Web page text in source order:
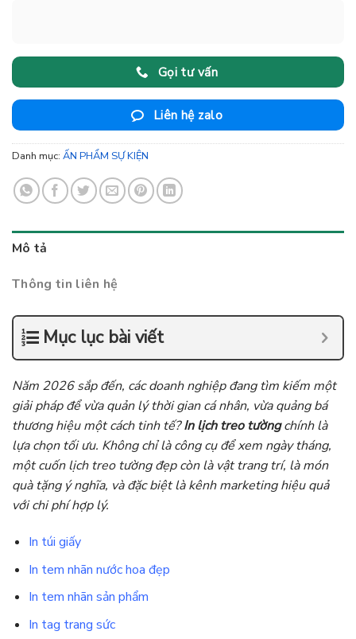
Gọi tư vấn
Liên hệ zalo
Danh mục: ẤN PHẨM SỰ KIỆN
Mô tả
Thông tin liên hệ
Mục lục bài viết
Năm 2026 sắp đến, các doanh nghiệp đang tìm kiếm một
giải pháp để vừa quản lý thời gian cá nhân, vừa quảng bá
thương hiệu một cách tinh tế?In lịch treo tườngchính là
lựa chọn tối ưu. Không chỉ là công cụ để xem ngày tháng,
một cuốn lịch treo tường đẹp còn là vật trang trí, là món
quà tặng ý nghĩa, và đặc biệt là kênh marketing hiệu quả
với chi phí hợp lý.
In túi giấy
In tem nhãn nước hoa đẹp
In tem nhãn sản phẩm
In tag trang sức